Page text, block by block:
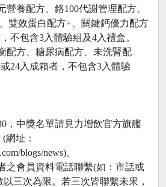
營養配方、鉻100代謝管理配方、
雙效蛋白配方+、關鍵鈣優力配方
不包含3入體驗組及4入禮盒。
配方、糖尿病配方、未洗腎配
24入成箱者，不包含3入體驗
，中獎名單請見力增飲官方旗艦
網址：
blogs/news)。
之會員資料電話聯繫(如：市話或
三次為限。若三次皆聯繫未果，